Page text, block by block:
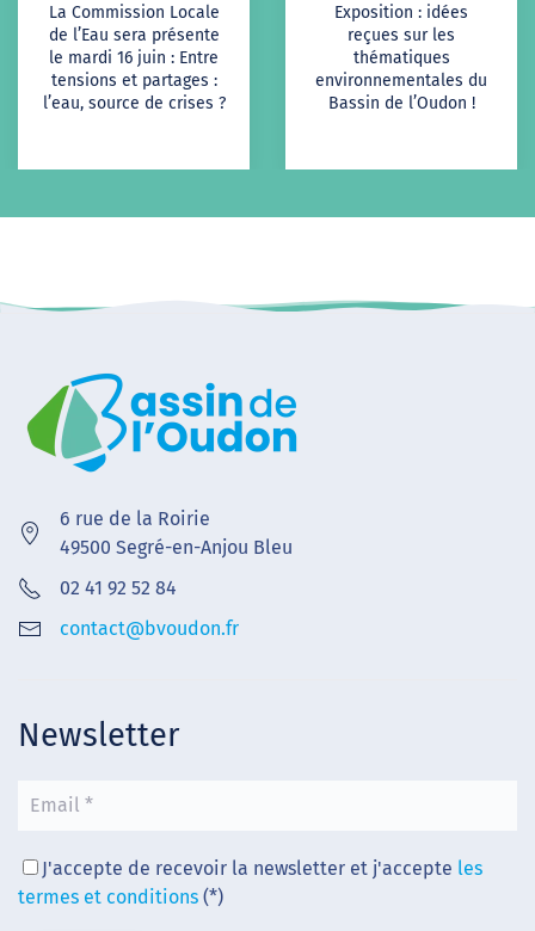
La Commission Locale
de l’Eau sera présente
le mardi 16 juin : Entre
tensions et partages :
l’eau, source de crises ?
Exposition : idées
reçues sur les
thématiques
environnementales du
Bassin de l’Oudon !
6 rue de la Roirie
49500 Segré-en-Anjou Bleu
02 41 92 52 84
contact@bvoudon.fr
Newsletter
J'accepte de recevoir la newsletter et j'accepte les
termes et conditions (*)